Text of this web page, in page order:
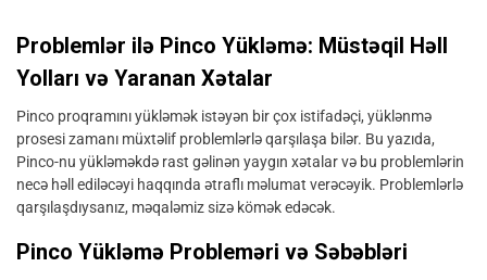
Problemlər ilə Pinco Yükləmə: Müstəqil Həll
Yolları və Yaranan Xətalar
Pinco proqramını yükləmək istəyən bir çox istifadəçi, yüklənmə
prosesi zamanı müxtəlif problemlərlə qarşılaşa bilər. Bu yazıda,
Pinco-nu yükləməkdə rast gəlinən yaygın xətalar və bu problemlərin
necə həll ediləcəyi haqqında ətraflı məlumat verəcəyik. Problemlərlə
qarşılaşdıysanız, məqaləmiz sizə kömək edəcək.
Pinco Yükləmə Probleməri və Səbəbləri